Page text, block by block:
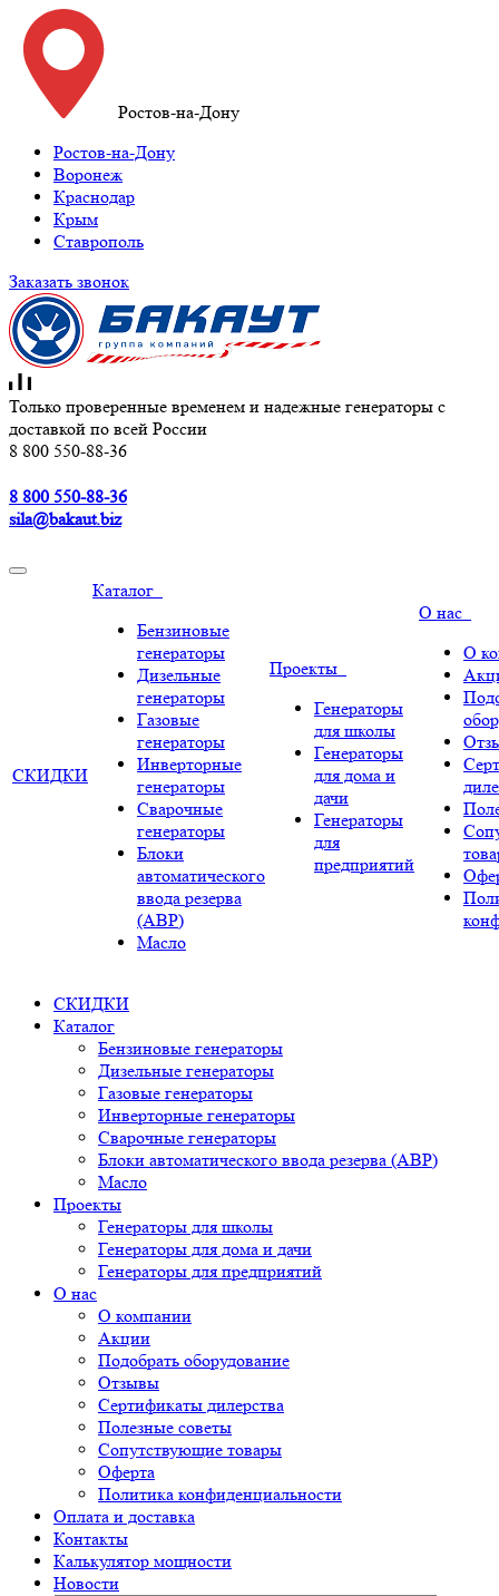
Ростов-на-Дону
Ростов-на-Дону
Воронеж
Краснодар
Крым
Ставрополь
Заказать звонок
Только проверенные временем и надежные генераторы с
доставкой по всей России
8 800 550-88-36
8 800 550-88-36
sila@bakaut.biz
СКИДКИ
Каталог
Бензиновые
генераторы
Дизельные
генераторы
Газовые
генераторы
Инверторные
генераторы
Сварочные
генераторы
Блоки
автоматического
ввода резерва
(АВР)
Масло
Проекты
Генераторы
для школы
Генераторы
для дома и
дачи
Генераторы
для
предприятий
О нас
О
СКИДКИ
Каталог
Бензиновые генераторы
Дизельные генераторы
Газовые генераторы
Инверторные генераторы
Сварочные генераторы
Блоки автоматического ввода резерва (АВР)
Масло
Проекты
Генераторы для школы
Генераторы для дома и дачи
Генераторы для предприятий
О нас
О компании
Акции
Подобрать оборудование
Отзывы
Сертификаты дилерства
Полезные советы
Сопутствующие товары
Оферта
Политика конфиденциальности
Оплата и доставка
Контакты
Калькулятор мощности
Новости